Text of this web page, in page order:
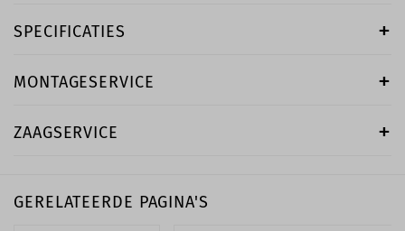
SPECIFICATIES
MONTAGESERVICE
ZAAGSERVICE
GERELATEERDE PAGINA'S